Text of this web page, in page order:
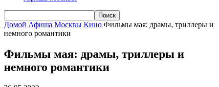
Домой Афиша Москвы Кино Фильмы мая: драмы, триллеры и
немного романтики
Фильмы мая: драмы, триллеры и
немного романтики